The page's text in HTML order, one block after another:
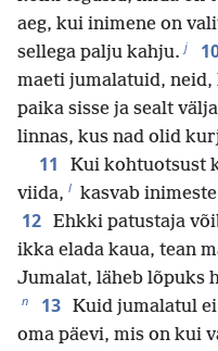
aeg, kui inimene on
sellega palju kahju. j
maeti jumalatuid, neid,
paika sisse ja sealt
linnas, kus nad olid
11
Kui kohtuotsust
viida, l kasvab
12 Ehkki patustaja
ikka elada kaua, tean
Jumalat, läheb lõpuks
n 13 Kuid jumalatul
oma päevi, mis on kui